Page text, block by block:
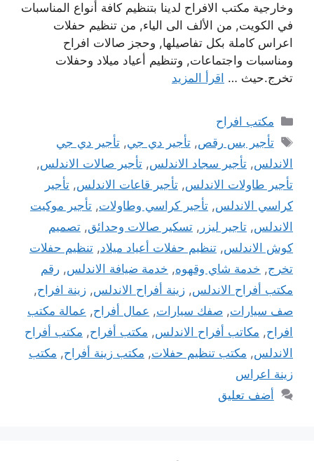
وخارجية مكتب الافراح لدينا بتنظيم كافة أنواع المناسبات
في الكويت, من الألف الى الياء, من تنظيم حفلات
اعراس كاملة بكل تفاصيلها, وحجز صالات افراح
ومناسبات واجتماعات, وتنظيم أعياد ميلاد وحفلات
تخرج.حيث … اقرأ المزيد
التصنيفات
مكتب افراح
الوسوم
تأجير بس رقص,تأجير دي جي,تأجير دي جي
الاندلس, تأجير سجاد الاندلس, تأجير صالات الاندلس,
تأجير طاولات الاندلس, تأجير قاعات الاندلس, تأجير
كراسي الاندلس, تأجير كراسي وطاولات, تأجير موكيت
الاندلس, تاجير ليزر , تسكير صالات وحدائق, تصميم
كوش الاندلس, تنظيم حفلات أعياد ميلاد, تنظيم حفلات
تخرج, خدمة شاي وقهوه, خدمة ضيافة الاندلس, رقم
مكتب أفراح الاندلس, زينة أفراح الاندلس, زينة افراح,
صف سيارات, صفك سيارات, عمال أفراح, عمالة مكتب
افراح, مكاتب أفراح الاندلس, مكتب أفراح, مكتب أفراح
الاندلس, مكتب تنظيم حفلات, مكتب زينة أفراح, مكتب
زينة اعراس
أضف تعليق